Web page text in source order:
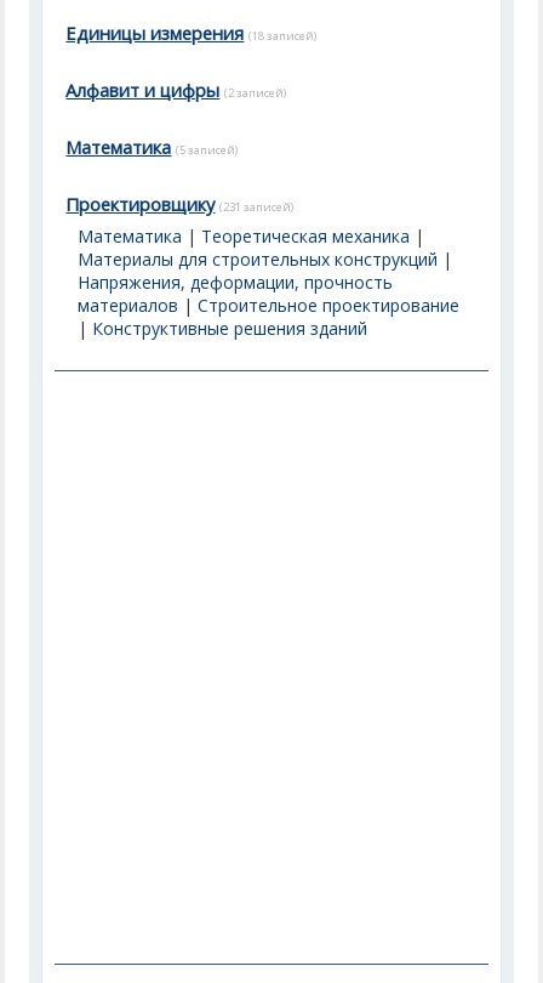
Единицы измерения (18 записей)
Алфавит и цифры (2 записей)
Математика (5 записей)
Проектировщику (231 записей)
Математика | Теоретическая механика |
Материалы для строительных конструкций |
Напряжения, деформации, прочность
материалов |Строительное проектирование
| Конструктивные решения зданий